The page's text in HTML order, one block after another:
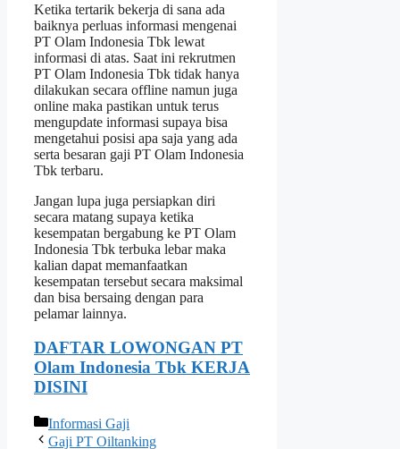
Ketika tertarik bekerja di sana ada
baiknya perluas informasi mengenai
PT Olam Indonesia Tbk lewat
informasi di atas. Saat ini rekrutmen
PT Olam Indonesia Tbk tidak hanya
dilakukan secara offline namun juga
online maka pastikan untuk terus
mengupdate informasi supaya bisa
mengetahui posisi apa saja yang ada
serta besaran gaji PT Olam Indonesia
Tbk terbaru.
Jangan lupa juga persiapkan diri
secara matang supaya ketika
kesempatan bergabung ke PT Olam
Indonesia Tbk terbuka lebar maka
kalian dapat memanfaatkan
kesempatan tersebut secara maksimal
dan bisa bersaing dengan para
pelamar lainnya.
DAFTAR LOWONGAN PT
Olam Indonesia Tbk KERJA
DISINI
Categories
Informasi Gaji
Gaji PT Oiltanking